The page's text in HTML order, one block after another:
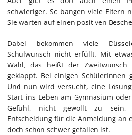
schwieriger. So bangen viele Eltern
Sie warten auf einen positiven
Dabei bekommen viele
Schulwunsch nicht erfüllt. Mit
Wahl, das heißt der
geklappt. Bei einigen SchülerInnen
Und nun wird versucht, eine
Start ins Leben am Gymnasium
Gefühl, nicht gewollt zu sein,
Entscheidung für die Anmeldung an
doch schon schwer gefallen ist.